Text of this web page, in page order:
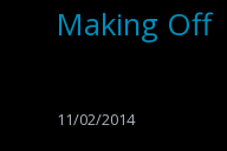
Making Off
11/02/2014